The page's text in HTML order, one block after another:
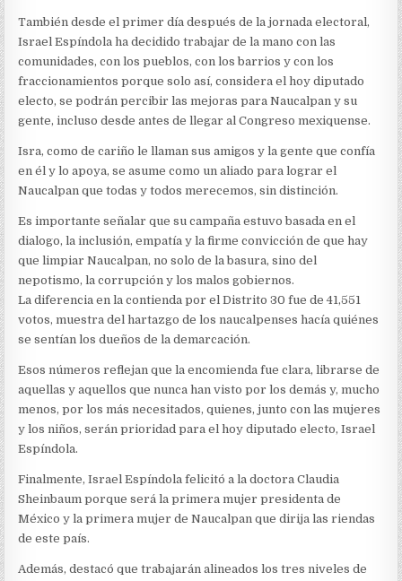
También desde el primer día después de la jornada electoral,
Israel Espíndola ha decidido trabajar de la mano con las
comunidades, con los pueblos, con los barrios y con los
fraccionamientos porque solo así, considera el hoy diputado
electo, se podrán percibir las mejoras para Naucalpan y su
gente, incluso desde antes de llegar al Congreso mexiquense.
Isra, como de cariño le llaman sus amigos y la gente que confía
en él y lo apoya, se asume como un aliado para lograr el
Naucalpan que todas y todos merecemos, sin distinción.
Es importante señalar que su campaña estuvo basada en el
dialogo, la inclusión, empatía y la firme convicción de que hay
que limpiar Naucalpan, no solo de la basura, sino del
nepotismo, la corrupción y los malos gobiernos.
La diferencia en la contienda por el Distrito 30 fue de 41,551
votos, muestra del hartazgo de los naucalpenses hacía quiénes
se sentían los dueños de la demarcación.
Esos números reflejan que la encomienda fue clara, librarse de
aquellas y aquellos que nunca han visto por los demás y, mucho
menos, por los más necesitados, quienes, junto con las mujeres
y los niños, serán prioridad para el hoy diputado electo, Israel
Espíndola.
Finalmente, Israel Espíndola felicitó a la doctora Claudia
Sheinbaum porque será la primera mujer presidenta de
México y la primera mujer de Naucalpan que dirija las riendas
de este país.
Además, destacó que trabajarán alineados los tres niveles de